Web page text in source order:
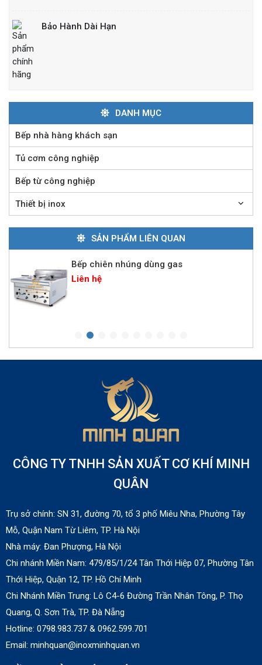
Bảo Hành Dài Hạn
DANH MỤC
Bếp nhà hàng khách sạn
Tủ cơm công nghiệp
Bếp từ công nghiệp
Thiết bị inox
SẢN PHẨM LIÊN QUAN
Lò nướng Salamander Rinnai 6 giàn đốt
Liên hệ
Bếp nướng than ngoài trời
Bếp chiên nhúng dùng gas
Liên hệ
Bếp chiên nhúng 4 giỏ dùng điện
Liên hệ
Lò nướng pizza điện 1 tầng
Lò quay heo bằng than
SALA22N
Liên hệ
Lò nướng salamander dùng điện
CÔNG TY TNHH SẢN XUẤT CƠ KHÍ MINH
QUÂN
Trụ sở chính: SN 31, đường 70, tổ 3 phố Miêu Nha, Phường Tây
Mỗ, Quận Nam Từ Liêm, TP. Hà Nội
Nhà máy: Đan Phượng, Hà Nội
Chi nhánh Miền Nam: 479/85/1/24 Tân Thới Hiệp 07, Phường Tân
Thới Hiệp, Quận 12, TP. Hồ Chí Minh
Chi Nhánh Miền Trung: Lô C4-6 Đường Trần Nhân Tông, P. Thọ
Quang, Q. Sơn Trà, TP. Đà Nẵng
Hotline: 0798.983.737 & 0962.599.701
Email: minhquan@inoxminhquan.vn